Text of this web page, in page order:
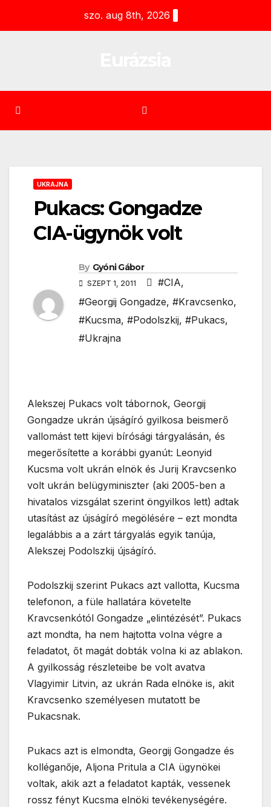
szo. aug 8th, 2026
UKRAJNA
Pukacs: Gongadze
CIA-ügynök volt
By Gyóni Gábor
SZEPT 1, 2011 #CIA,
#Georgij Gongadze, #Kravcsenko,
#Kucsma, #Podolszkij, #Pukacs,
#Ukrajna
Alekszej Pukacs volt tábornok, Georgij
Gongadze ukrán újságíró gyilkosa beismerő
vallomást tett kijevi bírósági tárgyalásán, és
megerősítette a korábbi gyanút: Leonyid
Kucsma volt ukrán elnök és Jurij Kravcsenko
volt ukrán belügyminiszter (aki 2005-ben a
hivatalos vizsgálat szerint öngyilkos lett) adtak
utasítást az újságíró megölésére – ezt mondta
legalábbis a a zárt tárgyalás egyik tanúja,
Alekszej Podolszkij újságíró.
Podolszkij szerint Pukacs azt vallotta, Kucsma
telefonon, a füle hallatára követelte
Kravcsenkótól Gongadze „elintézését”. Pukacs
azt mondta, ha nem hajtotta volna végre a
feladatot, őt magát dobták volna ki az ablakon.
A gyilkosság részleteibe be volt avatva
Vlagyimir Litvin, az ukrán Rada elnöke is, akit
Kravcsenko személyesen mutatott be
Pukacsnak.
Pukacs azt is elmondta, Georgij Gongadze és
kolléganője, Aljona Pritula a CIA ügynökei
voltak, akik azt a feladatot kapták, vessenek
rossz fényt Kucsma elnöki tevékenységére.